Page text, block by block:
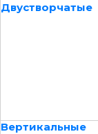
Двустворчатые
Вертикальные